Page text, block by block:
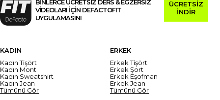
BİNLERCE ÜCRETSİZ DERS & EGZERSİZ
VİDEOLARI İÇİN DEFACTOFIT
UYGULAMASINI
ÜCRETSİZ
İNDİR
KADIN
Kadın Tişört
Kadın Mont
Kadın Sweatshirt
Kadın Jean
Tümünü Gör
ERKEK
Erkek Tişört
Erkek Şort
Erkek Eşofman
Erkek Jean
Tümünü Gör